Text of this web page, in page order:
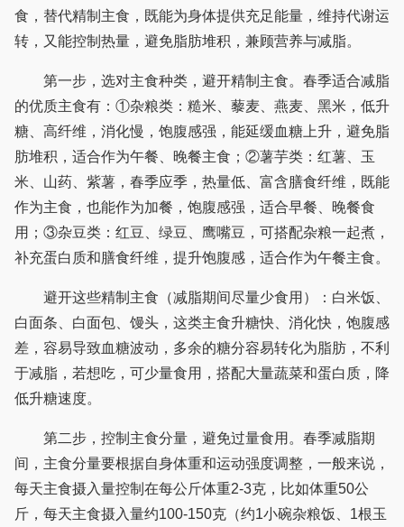
食，替代精制主食，既能为身体提供充足能量，维持代谢运
转，又能控制热量，避免脂肪堆积，兼顾营养与减脂。
第一步，选对主食种类，避开精制主食。春季适合减脂
的优质主食有：①杂粮类：糙米、藜麦、燕麦、黑米，低升
糖、高纤维，消化慢，饱腹感强，能延缓血糖上升，避免脂
肪堆积，适合作为午餐、晚餐主食；②薯芋类：红薯、玉
米、山药、紫薯，春季应季，热量低、富含膳食纤维，既能
作为主食，也能作为加餐，饱腹感强，适合早餐、晚餐食
用；③杂豆类：红豆、绿豆、鹰嘴豆，可搭配杂粮一起煮，
补充蛋白质和膳食纤维，提升饱腹感，适合作为午餐主食。
避开这些精制主食（减脂期间尽量少食用）：白米饭、
白面条、白面包、馒头，这类主食升糖快、消化快，饱腹感
差，容易导致血糖波动，多余的糖分容易转化为脂肪，不利
于减脂，若想吃，可少量食用，搭配大量蔬菜和蛋白质，降
低升糖速度。
第二步，控制主食分量，避免过量食用。春季减脂期
间，主食分量要根据自身体重和运动强度调整，一般来说，
每天主食摄入量控制在每公斤体重2-3克，比如体重50公
斤，每天主食摄入量约100-150克（约1小碗杂粮饭、1根玉